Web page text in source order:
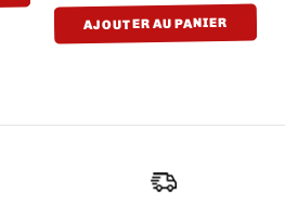
AJOUTER AU PANIER